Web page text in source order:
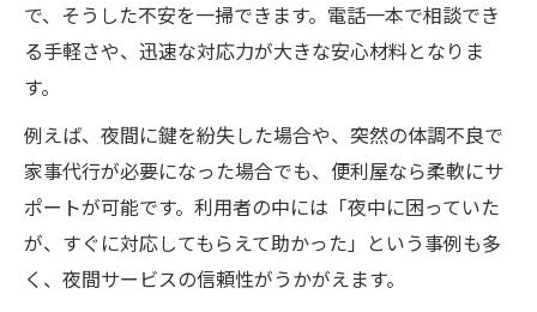
で、そうした不安を一掃できます。電話一本で相談でき
る手軽さや、迅速な対応力が大きな安心材料となりま
す。
例えば、夜間に鍵を紛失した場合や、突然の体調不良で
家事代行が必要になった場合でも、便利屋なら柔軟にサ
ポートが可能です。利用者の中には「夜中に困っていた
が、すぐに対応してもらえて助かった」という事例も多
く、夜間サービスの信頼性がうかがえます。